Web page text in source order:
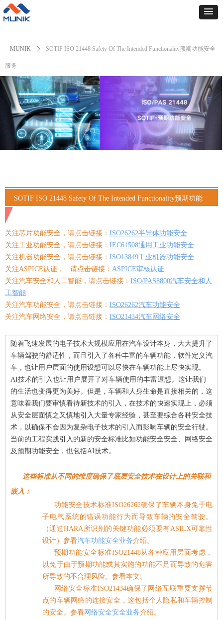
MUNIK ꄲ SOTIF ISO 21448 Safety Of The Intended Functionality预期功能安全
服务
SOTIF ISO 21448 Safety Of The Intended Functionality预期功能
关注芯片功能安全，请点击链接： ISO26262半导体功能安全
关注工业功能安全，请点击链接： IEC61508通用工业功能安全
关注机器功能安全，请点击链接： ISO13849工业机器功能安全
关注ASPICE认证， 请点击链接： ASPICE审核认证
关注汽车安全和人工智能，请点击链接： ISO/PAS8800汽车安全和人
工智能
关注汽车功能安全，请点击链接： ISO26262汽车功能安全
关注汽车网络安全，请点击链接： ISO21434汽车网络安全
随着 飞速发展的电子技术大规模应用在汽车设计本身， 大大提升了
车辆驾驶的舒适性 ，而且 引入 了各种丰富的车辆功能，软件定义汽
车，也让用户层面的使用设想可以尽快在车辆功能上尽快实现。
AI技术的引入也让用户展开了对车辆使用的丰富遐想。这让我们
的生活也变得更为美好。但是，车辆和人身生命是直接相关的，这
意味着我们要审慎看待新技术的引入，在技术的快速实现上，必须
从安全层面慎之又慎地引入大量专家经验，甚至要综合各种安全技
术，以确保不会因为复杂电子技术的引入而影响车辆的安全行驶。
当前的工程实践引入的新的安全标准比如功能安全安全、网络安全
及预期功能安全，也包括AI技术。
这些标准从不同的维度确保了底层安全技术在设计上的关联和
嵌入：
功能安全技术标准ISO26262确保了车辆本身免于电
子电气系统的错误功能行为而导致车辆的安全驾驶。
（通过HARA所识别的关键功能必须要有ASILX可靠性
设计）参看汽车功能安全业务介绍。
预期功能安全标准ISO21448从各种应用层面考虑，
以免于由于预期功能或其实施的功能不足而导致的危害
所导致的不合理风险。参看本文。
网络安全标准ISO21434确保了网络互联重要支撑节
点的车辆网络的连接安全，这包括个人隐私和车辆控制
的安全。参看网络安全安全业务介绍。